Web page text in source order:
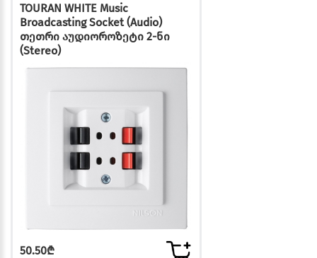
TOURAN WHITE Music
Broadcasting Socket (Audio)
თეთრი აუდიოროზეტი 2-ნი
(Stereo)
50.50₾